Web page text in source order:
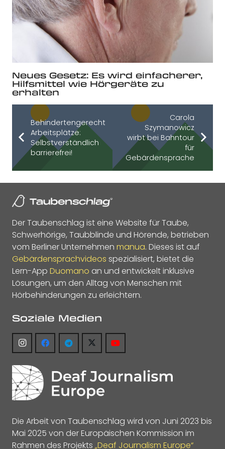
Neues Gesetz: Es wird einfacherer,
Hilfsmittel wie Hörgeräte zu
erhalten
Behindertengerechte
Arbeitsplätze:
Selbstverständlich
barrierefrei!
Carola
Szymanowicz
wirbt bei Bahntour
für
Gebärdensprache
Der Taubenschlag ist eine Website für Taube,
Schwerhörige, Taubblinde und Hörende, betrieben
vom Berliner Unternehmen manua. Dieses ist auf
Gebärdensprachvideos spezialisiert, bietet die
Lern-App Duomano an und entwickelt inklusive
Lösungen, um den Alltag von Menschen mit
Hörbehinderungen zu erleichtern.
Soziale Medien
Die Arbeit von Taubenschlag wird von Juni 2023 bis
Mai 2025 von der Europäischen Kommission im
Rahmen des Projekts „Deaf Journalism Europe“